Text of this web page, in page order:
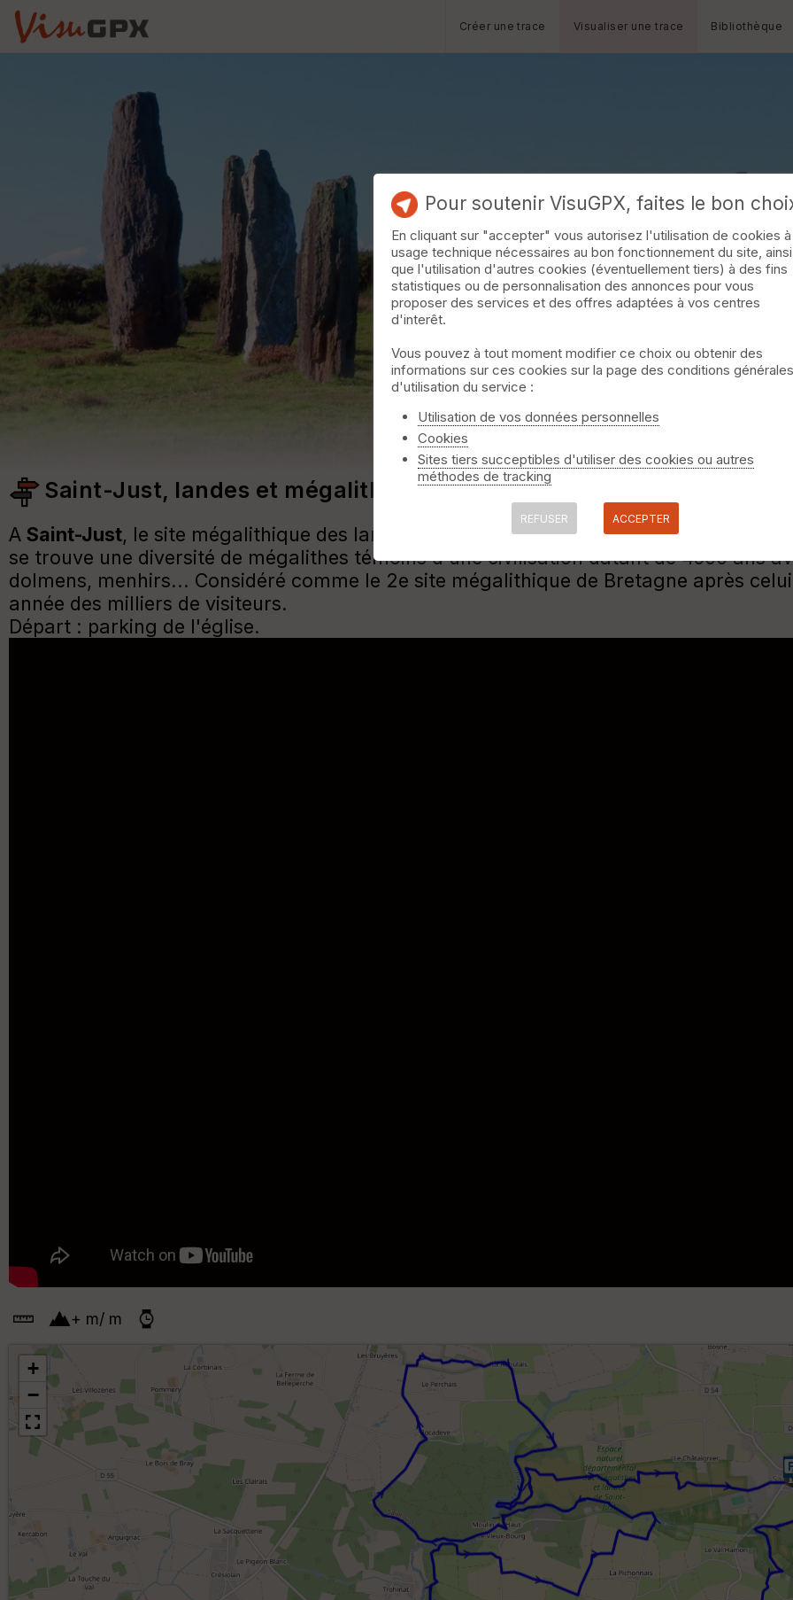
Créer une trace Visualiser une trace Bibliothèque
Saint-Just, landes et mégalithes
A Saint-Just, le site mégalithique des landes de Cojoux et de Tréal s'étend sur plus
se trouve une diversité de mégalithes témoins d'une civilisation datant de 4500 ans
dolmens, menhirs... Considéré comme le 2e site mégalithique de Bretagne après
année des milliers de visiteurs.
Départ : parking de l'église.
+ m/ m
+
−
Pour soutenir VisuGPX, faites le bon
En cliquant sur "accepter" vous autorisez l'utilisation de cookies à
usage technique nécessaires au bon fonctionnement du site, ainsi
que l'utilisation d'autres cookies (éventuellement tiers) à des fins
statistiques ou de personnalisation des annonces pour vous
proposer des services et des offres adaptées à vos centres
d'interêt.
Vous pouvez à tout moment modifier ce choix ou obtenir des
informations sur ces cookies sur la page des conditions générales
d'utilisation du service :
Utilisation de vos données personnelles
Cookies
Sites tiers succeptibles d'utiliser des cookies ou autres
méthodes de tracking
REFUSER ACCEPTER